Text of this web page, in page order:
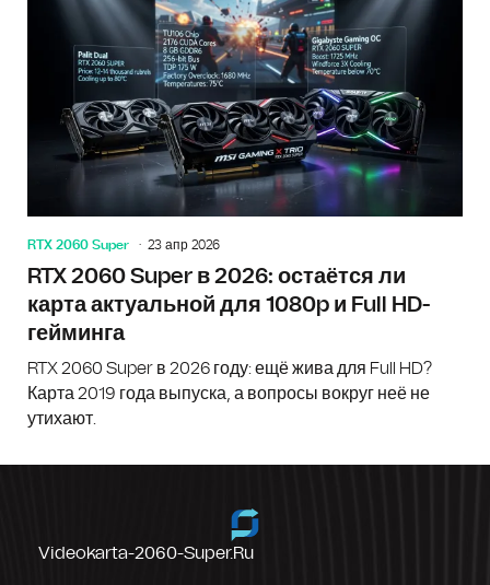
RTX 2060 Super 23 апр 2026
RTX 2060 Super в 2026: остаётся ли
карта актуальной для 1080p и Full HD-
гейминга
RTX 2060 Super в 2026 году: ещё жива для Full HD?
Карта 2019 года выпуска, а вопросы вокруг неё не
утихают.
Videokarta-2060-Super.ru